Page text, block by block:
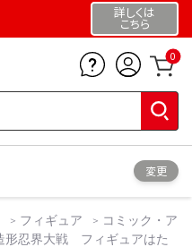
詳しくは
こちら
0
変更
フィギュア
コミック・ア
形忍界大戦 フィギュアはた